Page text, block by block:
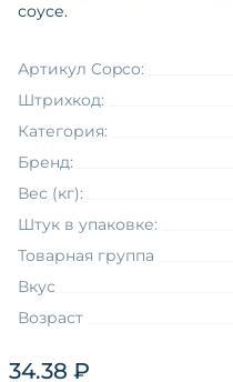
34.38 ₽
соусе.
Артикул Copco:
Штрихкод:
Категория:
Бренд:
Вес (кг):
Штук в упаковке:
Товарная группа
Вкус
Возраст